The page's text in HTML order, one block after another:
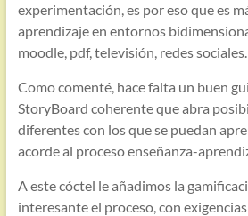
experimentación, es por eso que es
aprendizaje en entornos
moodle, pdf, televisión, redes
Como comenté, hace falta un buen
StoryBoard coherente que abra
diferentes con los que se puedan
acorde al proceso enseñanza-
A este cóctel le añadimos la
interesante el proceso, con